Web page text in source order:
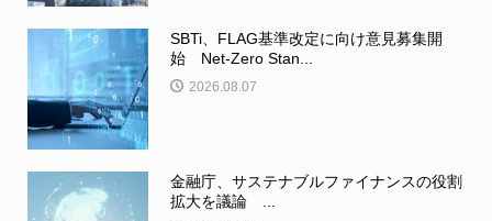
SBTi、FLAG基準改定に向け意見募集開
始 Net-Zero Stan...
2026.08.07
金融庁、サステナブルファイナンスの役割
拡大を議論 ...